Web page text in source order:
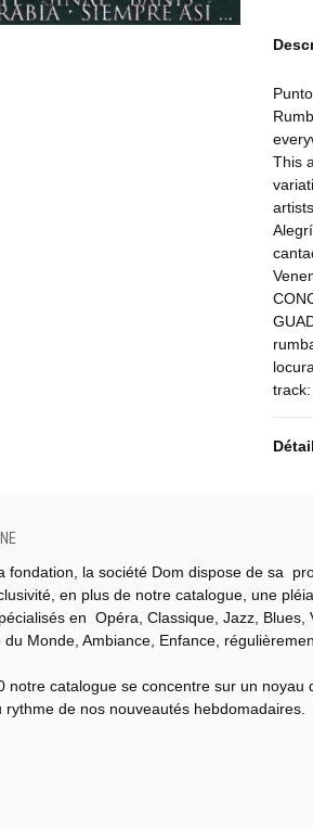
This
fondation, la société Dom dispose de sa
en plus de notre catalogue, une
en Opéra, Classique, Jazz, Blues,
du Monde, Ambiance, Enfance,
notre catalogue se concentre sur un noyau
de nos nouveautés hebdomadaires.